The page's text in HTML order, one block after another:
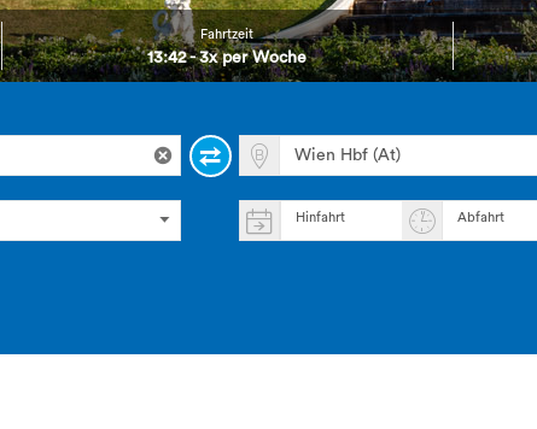
Fahrtzeit
13:42 - 3x per Woche
Hinfahrt Abfahrt